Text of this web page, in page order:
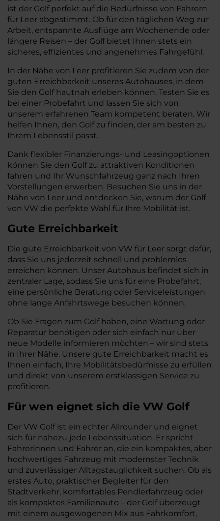
ist der Golf perfekt auf die Bedürfnisse von Fahrern
für Leer abgestimmt. Ob für den täglichen Weg zur
Arbeit, entspannte Ausflüge am Wochenende oder
längere Reisen – der Golf bietet Ihnen stets ein
sicheres, effizientes und angenehmes Fahrgefühl.
In der Nähe von Leer profitieren Sie zudem von der
guten Erreichbarkeit unseres Autohauses, in dem
Sie den Golf hautnah erleben können. Testen Sie es
bei einer Probefahrt und lassen Sie sich von
unserem erfahrenen Team kompetent beraten. Wir
helfen Ihnen, den Golf zu finden, der am besten zu
Ihrem Lebensstil passt.
Dank flexibler Finanzierungs- und Leasingoptionen
können Sie den Golf zu attraktiven Konditionen
fahren und Ihr Wunschfahrzeug ganz nach Ihren
Vorstellungen erwerben. Besuchen Sie uns in der
Nähe von Leer und entdecken Sie, warum der Golf
von VW die perfekte Wahl für Ihre Mobilität ist.
Gute Erreichbarkeit
Die gute Erreichbarkeit von VW für Leer sorgt dafür,
dass Sie uns jederzeit schnell und problemlos
erreichen können. Unser Autohaus befindet sich in
zentraler Lage, sodass Sie uns für eine Probefahrt,
eine persönliche Beratung oder Serviceleistungen
ohne lange Anfahrtswege besuchen können.
Ob Sie Fragen zum Golf haben, eine Wartung oder
Reparatur benötigen oder sich einfach nur über
neue Modelle informieren möchten – wir sind stets
in Ihrer Nähe. Unsere gute Erreichbarkeit macht es
Ihnen einfach, Ihre Mobilitätsbedürfnisse zu erfüllen
und direkt von unserem erstklassigen Service zu
profitieren.
Für wen eignet sich die VW Golf
Der VW Golf ist ein echter Allrounder und eignet
sich für nahezu jede Lebenssituation. Er spricht
Fahrerinnen und Fahrer an, die ein kompaktes, aber
hochwertiges Fahrzeug mit modernster Technik
und zuverlässiger Alltagstauglichkeit suchen. Ob als
erstes Auto, praktischer Begleiter für den
Stadtverkehr, komfortables Pendlerfahrzeug oder
als kompaktes Familienauto – der Golf überzeugt
mit einem ausgewogenen Mix aus Fahrkomfort,